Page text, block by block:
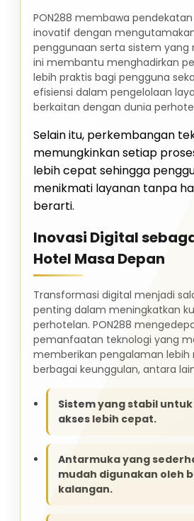
PON288 membawa
inovatif dengan
penggunaan serta sistem yang
ini membantu menghadirkan
lebih praktis bagi pengguna
efisiensi dalam pengelolaan
berkaitan dengan dunia
Selain itu, perkembangan
memungkinkan setiap
lebih cepat sehingga
menikmati layanan tanpa
berarti.
Inovasi Digital
Hotel Masa Depan
Transformasi digital menjadi
penting dalam meningkatkan
perhotelan. PON288
pemanfaatan teknologi yang
memberikan pengalaman lebih
berbagai keunggulan, antara
Sistem yang stabil
akses lebih cepat.
Antarmuka yang
mudah digunakan oleh
kalangan.